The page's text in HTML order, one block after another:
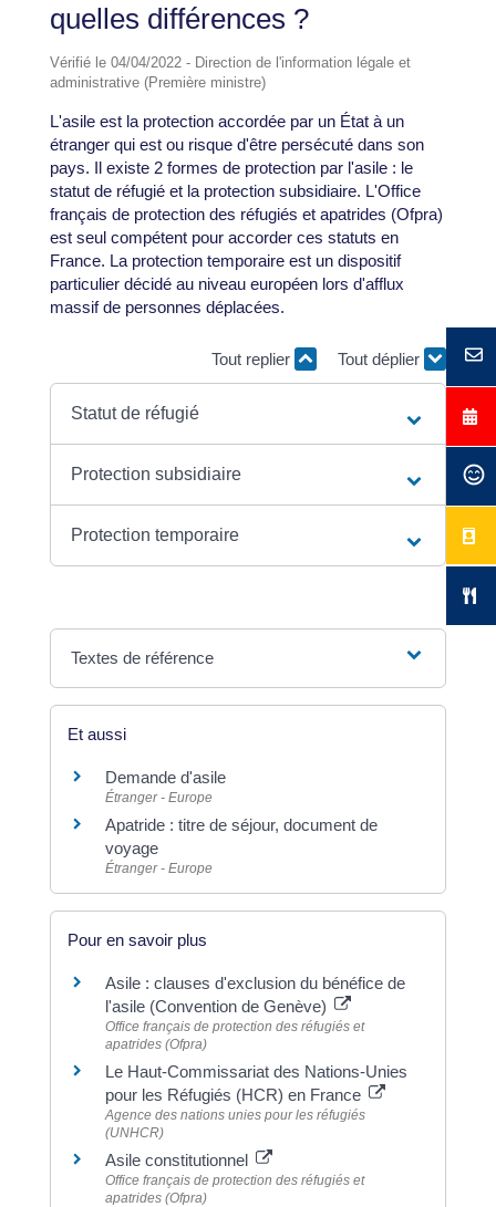
quelles différences ?
Vérifié le 04/04/2022 - Direction de l'information légale et
administrative (Première ministre)
L'asile est la protection accordée par un État à un
étranger qui est ou risque d'être persécuté dans son
pays. Il existe 2 formes de protection par l'asile : le
statut de réfugié et la protection subsidiaire. L'Office
français de protection des réfugiés et apatrides (Ofpra)
est seul compétent pour accorder ces statuts en
France. La protection temporaire est un dispositif
particulier décidé au niveau européen lors d'afflux
massif de personnes déplacées.
Tout replier Tout déplier
Statut de réfugié
Protection subsidiaire
Protection temporaire
Textes de référence
Et aussi
Demande d'asile
Étranger - Europe
Apatride : titre de séjour, document de
voyage
Étranger - Europe
Pour en savoir plus
Asile : clauses d'exclusion du bénéfice de
l'asile (Convention de Genève)
Office français de protection des réfugiés et
apatrides (Ofpra)
Le Haut-Commissariat des Nations-Unies
pour les Réfugiés (HCR) en France
Agence des nations unies pour les réfugiés
(UNHCR)
Asile constitutionnel
Office français de protection des réfugiés et
apatrides (Ofpra)